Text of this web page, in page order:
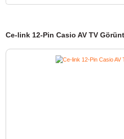
Ce-link 12-Pin Casio AV TV